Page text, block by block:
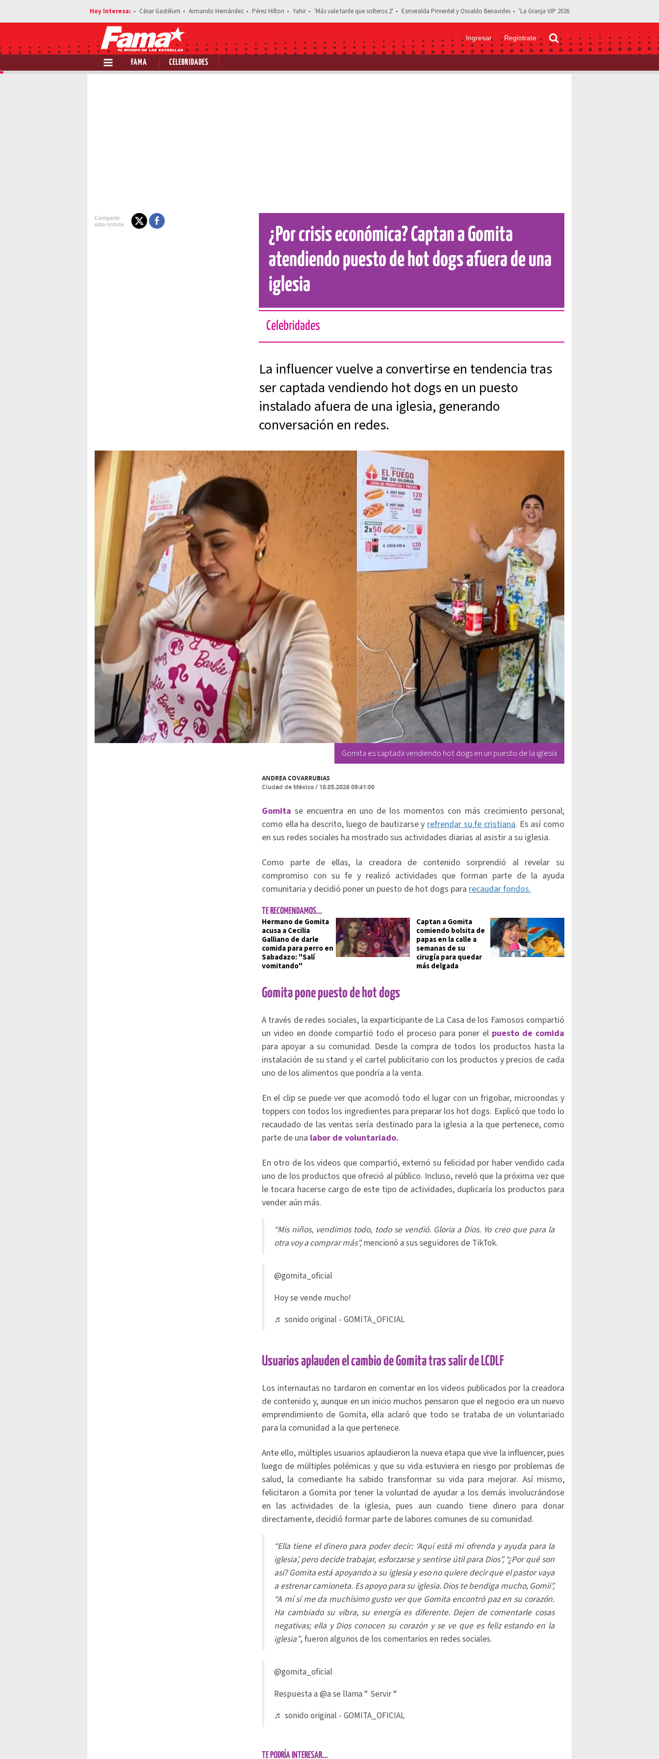
César Gastélum Armando Hernández Pérez Hilton Yahir 'Más vale tarde que solteros 2' Esmeralda Pimentel y Osvaldo Benavides 'La Granja VIP 2026
Ingresar Regístrate
FAMA CELEBRIDADES
Estás leyendo: ¿Por crisis económica? Captan a Gomita atendiendo puesto de hot dogs afuera de una iglesia
¿Por crisis económica? Captan a Gomita
atendiendo puesto de hot dogs afuera de una
iglesia
Celebridades
La influencer vuelve a convertirse en tendencia tras
ser captada vendiendo hot dogs en un puesto
instalado afuera de una iglesia, generando
conversación en redes.
Gomita es captada vendiendo hot dogs en un puesto de la iglesia
ANDREA COVARRUBIAS
Ciudad de México/ 18.05.2026 09:41:00
Gomitase encuentra en uno de los momentos con más crecimiento personal;
como ella ha descrito, luego de bautizarse yrefrendar su fe cristiana. Es así como
en sus redes sociales ha mostrado sus actividades diarias al asistir a su iglesia.
Como parte de ellas, la creadora de contenido sorprendió al revelar su
compromiso con su fe y realizó actividades que forman parte de la ayuda
comunitaria y decidió poner un puesto de hot dogs para recaudar fondos.
TE RECOMENDAMOS...
Hermano de Gomita
acusa a Cecilia
Galliano de darle
comida para perro en
Sabadazo: "Salí
vomitando"
Captan a Gomita
comiendo bolsita de
papas en la calle a
semanas de su
cirugía para quedar
más delgada
Gomita pone puesto de hot dogs
A través de redes sociales, la exparticipante de La Casa de los Famosos compartió
un video en donde compartió todo el proceso para poner el puesto de comida
para apoyar a su comunidad. Desde la compra de todos los productos hasta la
instalación de su stand y el cartel publicitario con los productos y precios de cada
uno de los alimentos que pondría a la venta.
En el clip se puede ver que acomodó todo el lugar con un frigobar, microondas y
toppers con todos los ingredientes para preparar los hot dogs. Explicó que todo lo
recaudado de las ventas sería destinado para la iglesia a la que pertenece, como
parte de una labor de voluntariado.
En otro de los videos que compartió, externó su felicidad por haber vendido cada
uno de los productos que ofreció al público. Incluso, reveló que la próxima vez que
le tocara hacerse cargo de este tipo de actividades, duplicaría los productos para
vender aún más.
“Mis niños, vendimos todo, todo se vendió. Gloria a Dios. Yo creo que para la
otra voy a comprar más”,mencionó a sus seguidores de TikTok.
@gomita_oficial
Hoy se vende mucho!
♬ sonido original - GOMITA_OFICIAL
Usuarios aplauden el cambio de Gomita tras salir de LCDLF
Los internautas no tardaron en comentar en los videos publicados por la creadora
de contenido y, aunque en un inicio muchos pensaron que el negocio era un nuevo
emprendimiento de Gomita, ella aclaró que todo se trataba de un voluntariado
para la comunidad a la que pertenece.
Ante ello, múltiples usuarios aplaudieron la nueva etapa que vive la influencer, pues
luego de múltiples polémicas y que su vida estuviera en riesgo por problemas de
salud, la comediante ha sabido transformar su vida para mejorar. Así mismo,
felicitaron a Gomita por tener la voluntad de ayudar a los demás involucrándose
en las actividades de la iglesia, pues aun cuando tiene dinero para donar
directamente, decidió formar parte de labores comunes de su comunidad.
“Ella tiene el dinero para poder decir: ‘Aquí está mi ofrenda y ayuda para la
iglesia’, pero decide trabajar, esforzarse y sentirse útil para Dios”, “¿Por qué son
así? Gomita está apoyando a su iglesia y eso no quiere decir que el pastor vaya
a estrenar camioneta. Es apoyo para su iglesia. Dios te bendiga mucho, Gomii”,
“A mí sí me da muchísimo gusto ver que Gomita encontró paz en su corazón.
Ha cambiado su vibra, su energía es diferente. Dejen de comentarle cosas
negativas; ella y Dios conocen su corazón y se ve que es feliz estando en la
iglesia”, fueron algunos de los comentarios en redes sociales.
@gomita_oficial
Respuesta a @a se llama “ Servir “
♬ sonido original - GOMITA_OFICIAL
TE PODRÍA INTERESAR...